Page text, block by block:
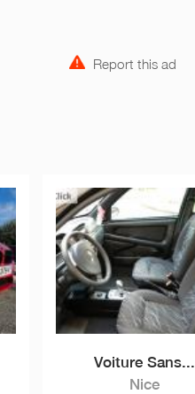
Report this ad
Voiture Sans...
Nice